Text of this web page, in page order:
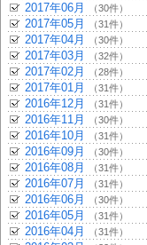
2017年06月 （30件）
2017年05月 （31件）
2017年04月 （30件）
2017年03月 （32件）
2017年02月 （28件）
2017年01月 （31件）
2016年12月 （31件）
2016年11月 （30件）
2016年10月 （31件）
2016年09月 （30件）
2016年08月 （31件）
2016年07月 （31件）
2016年06月 （30件）
2016年05月 （31件）
2016年04月 （31件）